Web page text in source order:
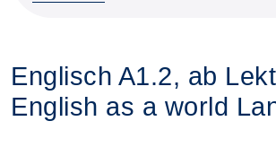
Englisch A1.2, ab
English as a world